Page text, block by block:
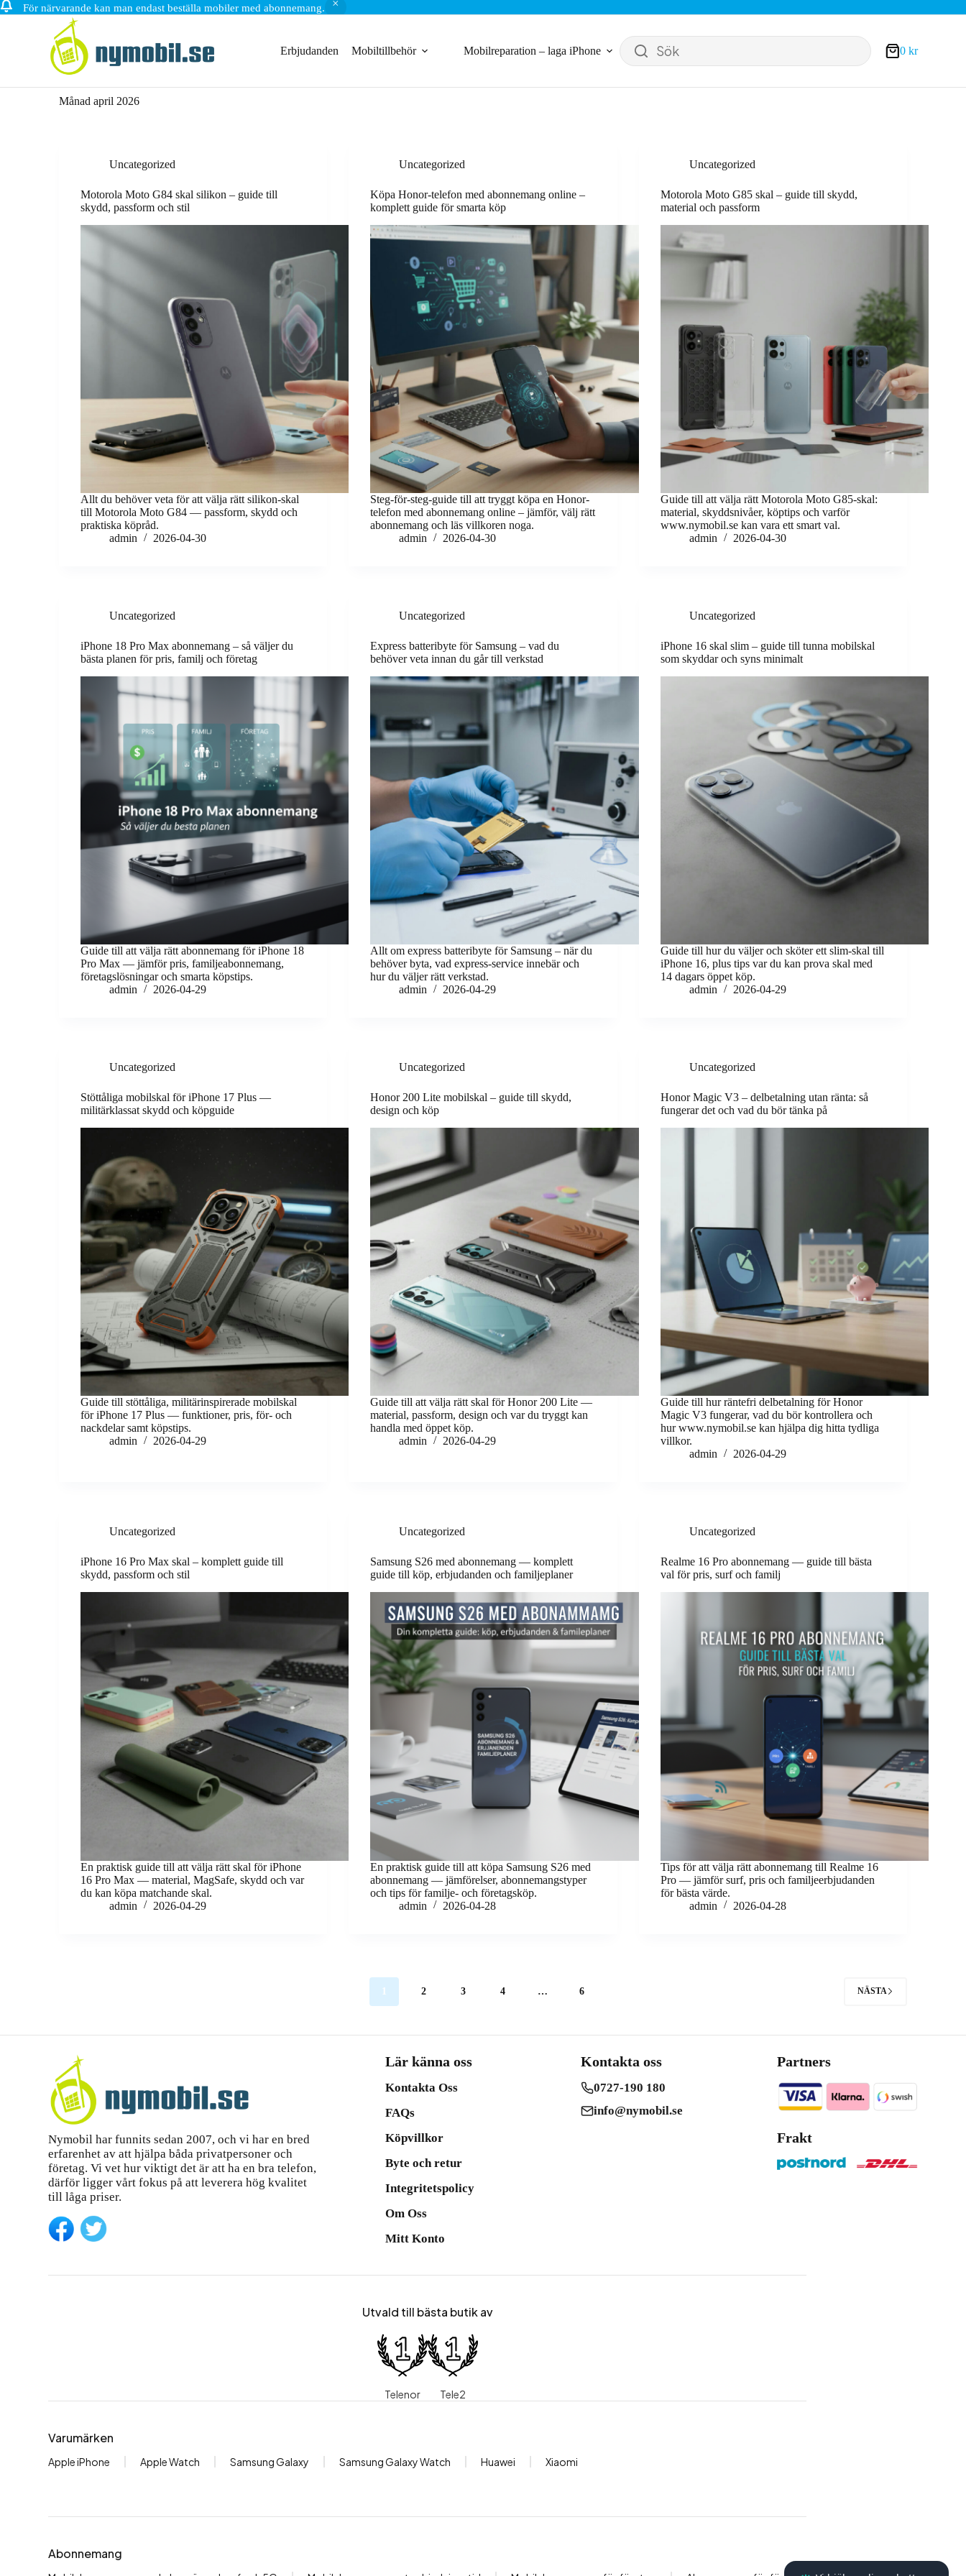
För närvarande kan man endast beställa mobiler med abonnemang.
Erbjudanden Mobiltillbehör Mobilreparation – laga iPhone Sök Varukorg
0 kr
Månad april 2026
Uncategorized
Motorola Moto G84 skal silikon – guide till
skydd, passform och stil
Allt du behöver veta för att välja rätt silikon-skal
till Motorola Moto G84 — passform, skydd och
praktiska köpråd.
admin
2026-04-30
Uncategorized
Köpa Honor-telefon med abonnemang online –
komplett guide för smarta köp
Steg-för-steg-guide till att tryggt köpa en Honor-
telefon med abonnemang online – jämför, välj rätt
abonnemang och läs villkoren noga.
admin
2026-04-30
Uncategorized
Motorola Moto G85 skal – guide till skydd,
material och passform
Guide till att välja rätt Motorola Moto G85-skal:
material, skyddsnivåer, köptips och varför
www.nymobil.se kan vara ett smart val.
admin
2026-04-30
Uncategorized
iPhone 18 Pro Max abonnemang – så väljer du
bästa planen för pris, familj och företag
Guide till att välja rätt abonnemang för iPhone 18
Pro Max — jämför pris, familjeabonnemang,
företagslösningar och smarta köpstips.
admin
2026-04-29
Uncategorized
Express batteribyte för Samsung – vad du
behöver veta innan du går till verkstad
Allt om express batteribyte för Samsung – när du
behöver byta, vad express-service innebär och
hur du väljer rätt verkstad.
admin
2026-04-29
Uncategorized
iPhone 16 skal slim – guide till tunna mobilskal
som skyddar och syns minimalt
Guide till hur du väljer och sköter ett slim-skal till
iPhone 16, plus tips var du kan prova skal med
14 dagars öppet köp.
admin
2026-04-29
Uncategorized
Stöttåliga mobilskal för iPhone 17 Plus —
militärklassat skydd och köpguide
Guide till stöttåliga, militärinspirerade mobilskal
för iPhone 17 Plus — funktioner, pris, för- och
nackdelar samt köpstips.
admin
2026-04-29
Uncategorized
Honor 200 Lite mobilskal – guide till skydd,
design och köp
Guide till att välja rätt skal för Honor 200 Lite —
material, passform, design och var du tryggt kan
handla med öppet köp.
admin
2026-04-29
Uncategorized
Honor Magic V3 – delbetalning utan ränta: så
fungerar det och vad du bör tänka på
Guide till hur räntefri delbetalning för Honor
Magic V3 fungerar, vad du bör kontrollera och
hur www.nymobil.se kan hjälpa dig hitta tydliga
villkor.
admin
2026-04-29
Uncategorized
iPhone 16 Pro Max skal – komplett guide till
skydd, passform och stil
En praktisk guide till att välja rätt skal för iPhone
16 Pro Max — material, MagSafe, skydd och var
du kan köpa matchande skal.
admin
2026-04-29
Uncategorized
Samsung S26 med abonnemang — komplett
guide till köp, erbjudanden och familjeplaner
En praktisk guide till att köpa Samsung S26 med
abonnemang — jämförelser, abonnemangstyper
och tips för familje- och företagsköp.
admin
2026-04-28
Uncategorized
Realme 16 Pro abonnemang — guide till bästa
val för pris, surf och familj
Tips för att välja rätt abonnemang till Realme 16
Pro — jämför surf, pris och familjeerbjudanden
för bästa värde.
admin
2026-04-28
1 2 3 4 … 6 NÄSTA
Nymobil har funnits sedan 2007, och vi har en bred
erfarenhet av att hjälpa båda privatpersoner och
företag. Vi vet hur viktigt det är att ha en bra telefon,
därför ligger vårt fokus på att leverera hög kvalitet
till låga priser.
Lär känna oss
Kontakta Oss
FAQs
Köpvillkor
Byte och retur
Integritetspolicy
Om Oss
Mitt Konto
Kontakta oss
0727-190 180
info@nymobil.se
Partners
Frakt
Utvald till bästa butik av
Telenor Tele2
Varumärken
Apple iPhone Apple Watch Samsung Galaxy Samsung Galaxy Watch Huawei Xiaomi
Abonnemang